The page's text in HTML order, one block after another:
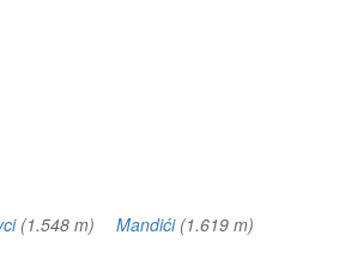
(1.548 m) Mandići(1.619 m)